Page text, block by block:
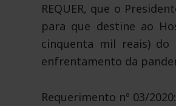
REQUER, que o
para que destine ao
cinquenta mil reais) do
enfrentamento da
Requerimento nº 03/